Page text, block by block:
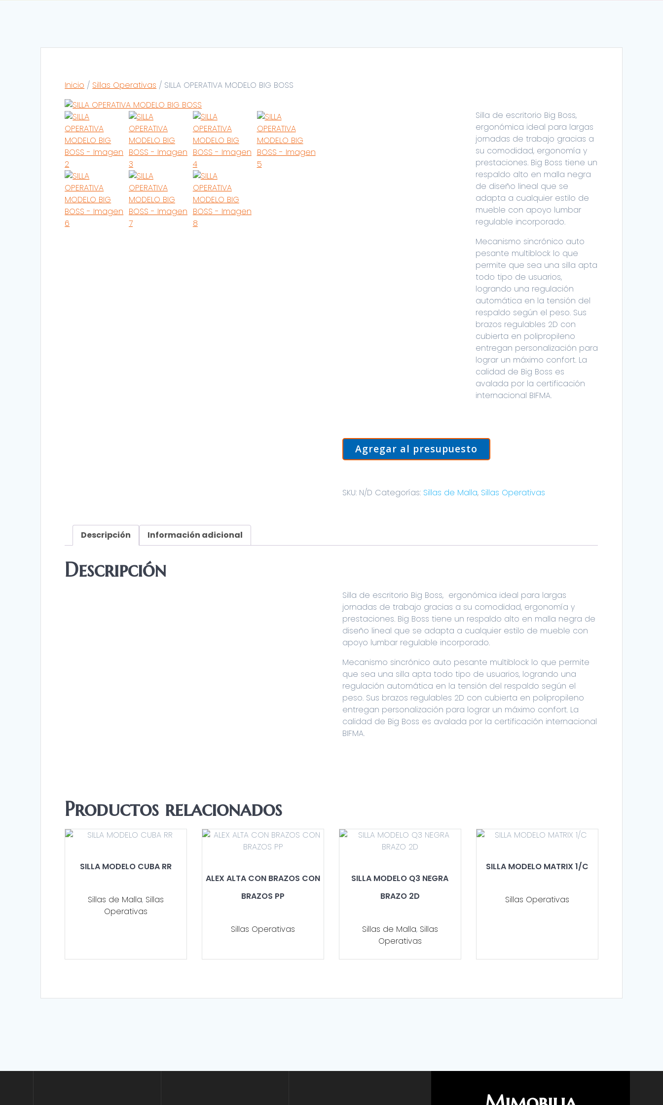
Inicio / Sillas Operativas / SILLA OPERATIVA MODELO BIG BOSS
Silla de escritorio Big Boss,
ergonómica ideal para largas
jornadas de trabajo gracias a
su comodidad, ergonomía y
prestaciones. Big Boss tiene un
respaldo alto en malla negra
de diseño lineal que se
adapta a cualquier estilo de
mueble con apoyo lumbar
regulable incorporado.
Mecanismo sincrónico auto
pesante multiblock lo que
permite que sea una silla apta
todo tipo de usuarios,
logrando una regulación
automática en la tensión del
respaldo según el peso. Sus
brazos regulables 2D con
cubierta en polipropileno
entregan personalización para
lograr un máximo confort. La
calidad de Big Boss es
avalada por la certificación
internacional BIFMA.
Agregar al presupuesto
SKU: N/D Categorías: Sillas de Malla, Sillas Operativas
Descripción Información adicional
Descripción
Silla de escritorio Big Boss, ergonómica ideal para largas
jornadas de trabajo gracias a su comodidad, ergonomía y
prestaciones. Big Boss tiene un respaldo alto en malla negra de
diseño lineal que se adapta a cualquier estilo de mueble con
apoyo lumbar regulable incorporado.
Mecanismo sincrónico auto pesante multiblock lo que permite
que sea una silla apta todo tipo de usuarios, logrando una
regulación automática en la tensión del respaldo según el
peso. Sus brazos regulables 2D con cubierta en polipropileno
entregan personalización para lograr un máximo confort. La
calidad de Big Boss es avalada por la certificación internacional
BIFMA.
Productos relacionados
SILLA MODELO CUBA RR
Sillas de Malla, Sillas
Operativas
ALEX ALTA CON BRAZOS CON
BRAZOS PP
Sillas Operativas
SILLA MODELO Q3 NEGRA
BRAZO 2D
Sillas de Malla, Sillas
Operativas
SILLA MODELO MATRIX 1/C
Sillas Operativas